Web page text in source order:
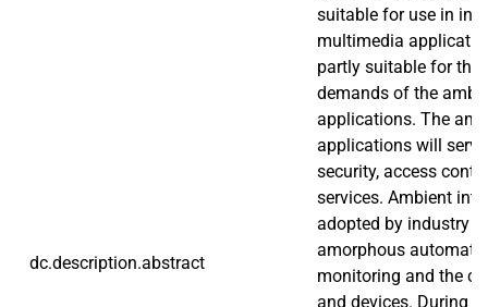
dc.description.abstract
suitable for use in
multimedia
partly suitable for the
demands of the
applications. The
applications will
security, access
services. Ambient
adopted by industry
amorphous
monitoring and the
and devices. During